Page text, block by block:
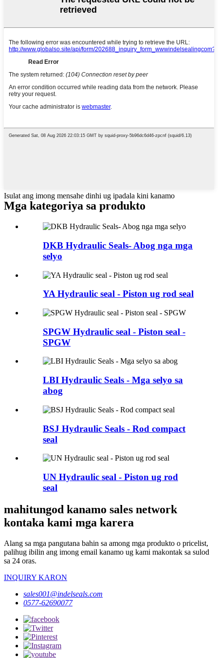
Isulat ang imong mensahe dinhi ug ipadala kini kanamo
Mga kategoriya sa produkto
DKB Hydraulic Seals- Abog nga mga
selyo
YA Hydraulic seal - Piston ug rod seal
SPGW Hydraulic seal - Piston seal -
SPGW
LBI Hydraulic Seals - Mga selyo sa
abog
BSJ Hydraulic Seals - Rod compact
seal
UN Hydraulic seal - Piston ug rod
seal
mahitungod kanamo sales network
kontaka kami mga karera
Alang sa mga pangutana bahin sa among mga produkto o pricelist,
palihug ibilin ang imong email kanamo ug kami makontak sa sulod
sa 24 oras.
INQUIRY KARON
sales001@indelseals.com
0577-62690077